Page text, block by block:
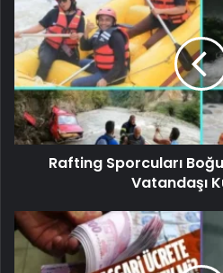
Rafting Sporcuları
Vatandaşı